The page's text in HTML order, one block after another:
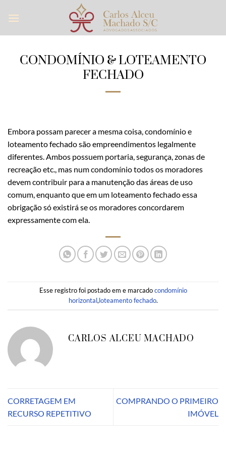
CONDOMÍNIO & LOTEAMENTO
FECHADO
Embora possam parecer a mesma coisa, condomínio e
loteamento fechado são empreendimentos legalmente
diferentes. Ambos possuem portaria, segurança, zonas de
recreação etc., mas num condomínio todos os moradores
devem contribuir para a manutenção das áreas de uso
comum, enquanto que em um loteamento fechado essa
obrigação só existirá se os moradores concordarem
expressamente com ela.
Esse registro foi postado em e marcadocondomínio
horizontal,loteamento fechado.
CARLOS ALCEU MACHADO
CORRETAGEM EM
RECURSO REPETITIVO
COMPRANDO O PRIMEIRO
IMÓVEL